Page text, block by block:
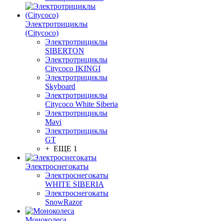
Электротрициклы
(Citycoco)
Электротрициклы
SIBERTON
Электротрициклы
Citycoco IKINGI
Электротрициклы
Skyboard
Электротрициклы
Citycoco White Siberia
Электротрициклы
Mavi
Электротрициклы
GT
+ ЕЩЕ 1
Электроснегокаты
Электроснегокаты
WHITE SIBERIA
Электроснегокаты
SnowRazor